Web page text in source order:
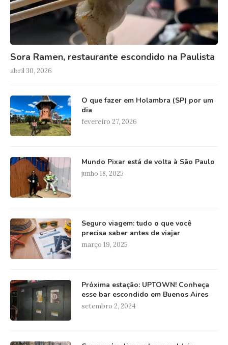
Sora Ramen, restaurante escondido na Paulista
abril 30, 2026
O que fazer em Holambra (SP) por um
dia
fevereiro 27, 2026
Mundo Pixar está de volta à São Paulo
junho 18, 2025
Seguro viagem: tudo o que você
precisa saber antes de viajar
março 19, 2025
Próxima estação: UPTOWN! Conheça
esse bar escondido em Buenos Aires
setembro 2, 2024